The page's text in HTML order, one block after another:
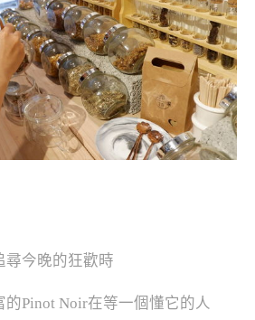
尋今晚的狂歡時
的Pinot Noir在等一個懂它的人